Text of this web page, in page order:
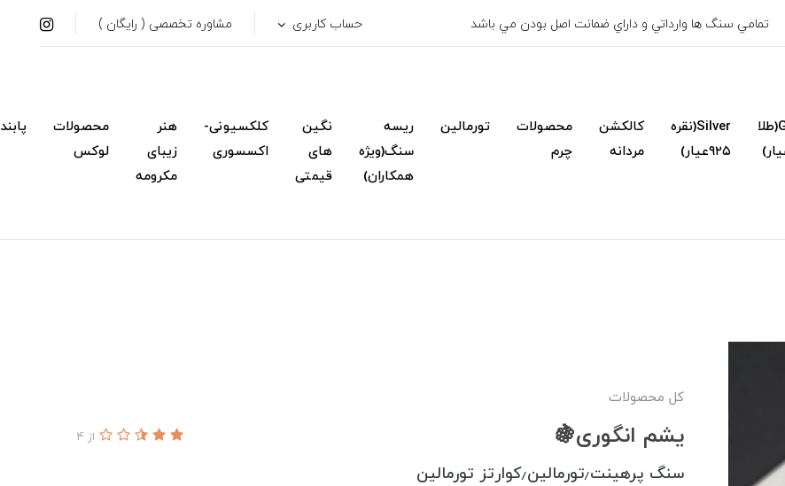
تمامي سنگ ها وارداتي و داراي ضمانت اصل بودن مي باشد حساب کاربری مشاوره تخصصی ( رایگان )
Gold(طلا
Silver(نقره
۹۲۵عیار)
کالکشن
مردانه
محصولات
چرم
تورمالین
ریسه
سنگ(ویژه
همکاران)
نگین
های
قیمتی
کلکسیونی-
اکسسوری
هنر
زیبای
مکرومه
محصولات
لوکس
کل محصولات
یشم انگوری🍇 از 4
سنگ پرهینت٫تورمالین٫کوارتز تورمالین